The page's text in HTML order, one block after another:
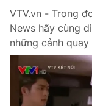
VTV.vn - Trong
News hãy cùng
những cảnh